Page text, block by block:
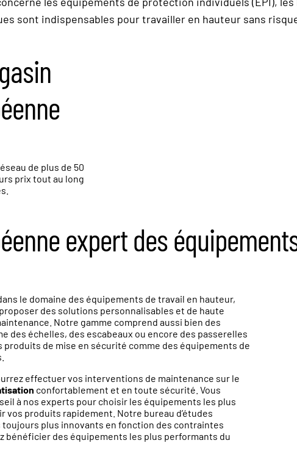
sont indispensables pour travailler en hauteur sans
de plus de 50
prix tout au long
expert des
le domaine des équipements de travail en hauteur,
des solutions personnalisables et de haute
Notre gamme comprend aussi bien des
des échelles, des escabeaux ou encore des passerelles
produits de mise en sécurité comme des équipements de
effectuer vos interventions de maintenance sur le
confortablement et en toute sécurité. Vous
à nos experts pour choisir les équipements les plus
produits rapidement. Notre bureau d’études
toujours plus innovants en fonction des contraintes
bénéficier des équipements les plus performants du